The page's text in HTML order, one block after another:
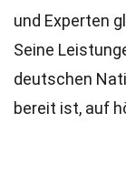
und Experten
Seine
deutschen
bereit ist, auf